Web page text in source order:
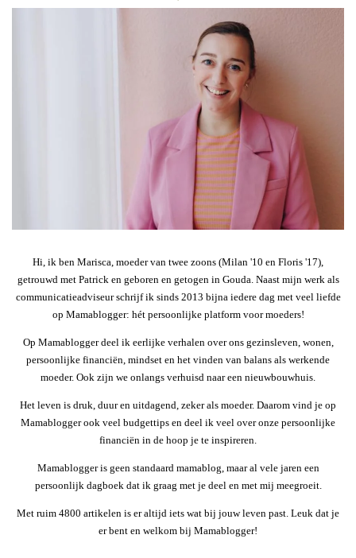
Hi, ik ben Marisca, moeder van twee zoons (Milan '10 en Floris '17),
getrouwd met Patrick en geboren en getogen in Gouda. Naast mijn werk als
communicatieadviseur schrijf ik sinds 2013 bijna iedere dag met veel liefde
op Mamablogger: hét persoonlijke platform voor moeders!
Op Mamablogger deel ik eerlijke verhalen over ons gezinsleven, wonen,
persoonlijke financiën, mindset en het vinden van balans als werkende
moeder. Ook zijn we onlangs verhuisd naar een nieuwbouwhuis.
Het leven is druk, duur en uitdagend, zeker als moeder. Daarom vind je op
Mamablogger ook veel budgettips en deel ik veel over onze persoonlijke
financiën in de hoop je te inspireren.
Mamablogger is geen standaard mamablog, maar al vele jaren een
persoonlijk dagboek dat ik graag met je deel en met mij meegroeit.
Met ruim 4800 artikelen is er altijd iets wat bij jouw leven past. Leuk dat je
er bent en welkom bij Mamablogger!